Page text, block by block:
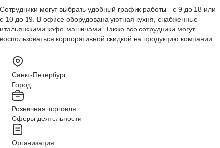
Сотрудники могут выбрать удобный график работы - с 9 до 18 или
с 10 до 19. В офисе оборудована уютная кухня, снабженные
итальянскими кофе-машинами. Также все сотрудники могут
воспользоваться корпоративной скидкой на продукцию компании.
Санкт-Петербург
Город
Розничная торговля
Сферы деятельности
Организация